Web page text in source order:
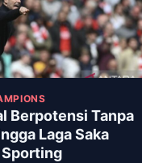
Berpotensi Tanpa
Laga Saka